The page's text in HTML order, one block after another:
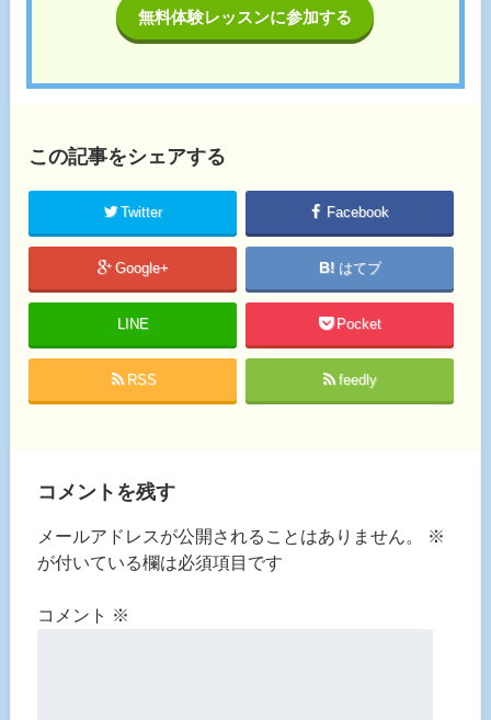
無料体験レッスンに参加する
この記事をシェアする
Twitter Facebook
Google+ はてブ
LINE Pocket
RSS feedly
コメントを残す
メールアドレスが公開されることはありません。
※
が付いている欄は必須項目です
コメント ※